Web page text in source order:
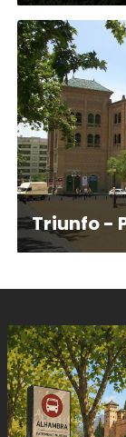
Triunfo -